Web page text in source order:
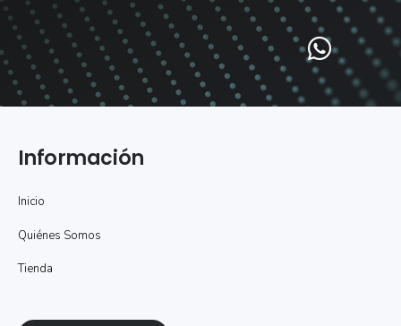
Información
Inicio
Quiénes Somos
Tienda